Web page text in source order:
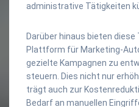
administrative Tätigkeiten
Darüber hinaus bieten diese
Plattform für Marketing-
gezielte Kampagnen zu
steuern. Dies nicht nur
trägt auch zur
Bedarf an manuellen